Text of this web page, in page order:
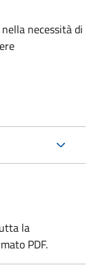
necessità di
la
PDF.